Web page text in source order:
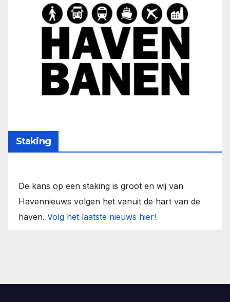
Staking
De kans op een staking is groot en wij van
Havennieuws volgen het vanuit de hart van de
haven. Volg het laatste nieuws hier!